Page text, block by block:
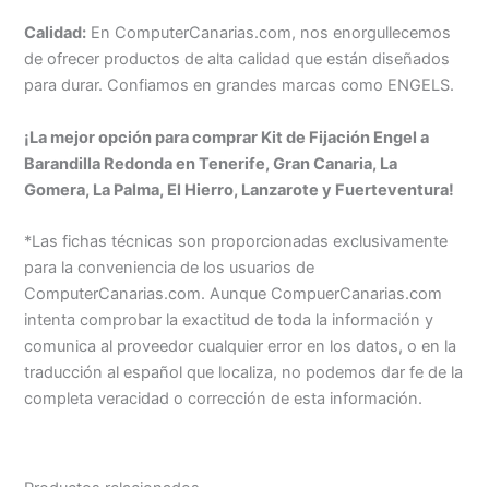
Calidad: En ComputerCanarias.com, nos enorgullecemos
de ofrecer productos de alta calidad que están diseñados
para durar. Confiamos en grandes marcas como ENGELS.
¡La mejor opción para comprar Kit de Fijación Engel a
Barandilla Redonda en Tenerife, Gran Canaria, La
Gomera, La Palma, El Hierro, Lanzarote y Fuerteventura!
*Las fichas técnicas son proporcionadas exclusivamente
para la conveniencia de los usuarios de
ComputerCanarias.com. Aunque CompuerCanarias.com
intenta comprobar la exactitud de toda la información y
comunica al proveedor cualquier error en los datos, o en la
traducción al español que localiza, no podemos dar fe de la
completa veracidad o corrección de esta información.